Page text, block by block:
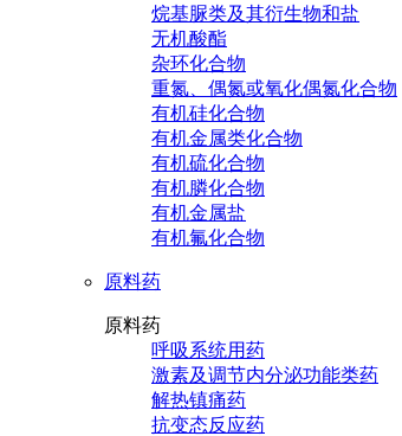
烷基脲类及其衍生物和盐
无机酸酯
杂环化合物
重氮、偶氮或氧化偶氮化合物
有机硅化合物
有机金属类化合物
有机硫化合物
有机膦化合物
有机金属盐
有机氟化合物
原料药
原料药
呼吸系统用药
激素及调节内分泌功能类药
解热镇痛药
抗变态反应药